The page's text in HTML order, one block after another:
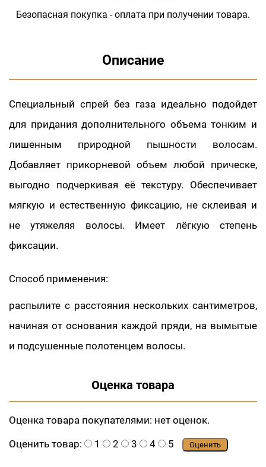
Безопасная покупка - оплата при получении товара.
Описание
Специальный спрей без газа идеально подойдет
для придания дополнительного объема тонким и
лишенным природной пышности волосам.
Добавляет прикорневой объем любой прическе,
выгодно подчеркивая её текстуру. Обеспечивает
мягкую и естественную фиксацию, не склеивая и
не утяжеляя волосы. Имеет лёгкую степень
фиксации.
Способ применения:
распылите с расстояния нескольких сантиметров,
начиная от основания каждой пряди, на вымытые
и подсушенные полотенцем волосы.
Оценка товара
Оценка товара покупателями: нет оценок.
Оценить товар:
1 2 3 4 5 Оценить